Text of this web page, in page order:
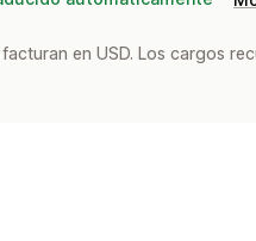
en USD. Los cargos